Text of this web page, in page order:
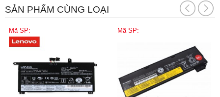
SẢN PHẨM CÙNG LOẠI
Mã SP: Mã SP: